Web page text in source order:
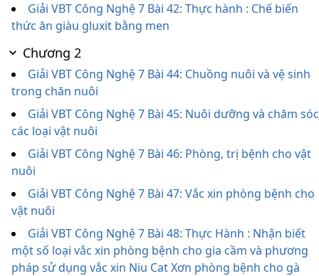
Giải VBT Công Nghệ 7 Bài 42: Thực hành : Chế biến
thức ăn giàu gluxit bằng men
Chương 2
Giải VBT Công Nghệ 7 Bài 44: Chuồng nuôi và vệ sinh
trong chăn nuôi
Giải VBT Công Nghệ 7 Bài 45: Nuôi dưỡng và chăm sóc
các loại vật nuôi
Giải VBT Công Nghệ 7 Bài 46: Phòng, trị bệnh cho vật
nuôi
Giải VBT Công Nghệ 7 Bài 47: Vắc xin phòng bệnh cho
vật nuôi
Giải VBT Công Nghệ 7 Bài 48: Thực Hành : Nhận biết
một số loại vắc xin phòng bệnh cho gia cầm và phương
pháp sử dụng vắc xin Niu Cat Xơn phòng bệnh cho gà